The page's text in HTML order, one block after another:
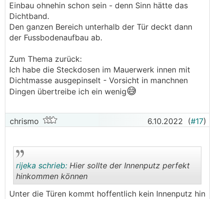
Einbau ohnehin schon sein - denn Sinn hätte das
Dichtband.
Den ganzen Bereich unterhalb der Tür deckt dann
der Fussbodenaufbau ab.
Zum Thema zurück:
Ich habe die Steckdosen im Mauerwerk innen mit
Dichtmasse ausgepinselt - Vorsicht in manchnen
Dingen übertreibe ich ein wenig😅
chrismo 6.10.2022 (#17)
rijeka schrieb: Hier sollte der Innenputz perfekt
hinkommen können
Unter die Türen kommt hoffentlich kein Innenputz hin